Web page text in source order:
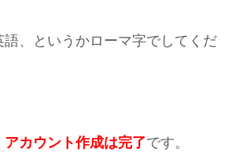
、というかローマ字でしてくだ
アカウント作成は完了です。